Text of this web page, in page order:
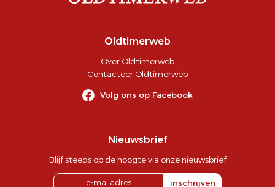
Oldtimerweb
Over Oldtimerweb
Contacteer Oldtimerweb
Volg ons op Facebook
Nieuwsbrief
Blijf steeds op de hoogte via onze nieuwsbrief
inschrijven